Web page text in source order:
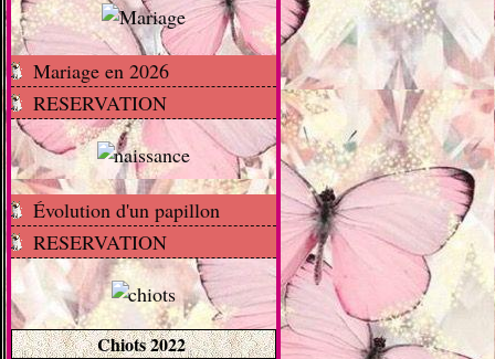
Mariage en 2026
RESERVATION
Évolution d'un papillon
RESERVATION
Chiots 2022